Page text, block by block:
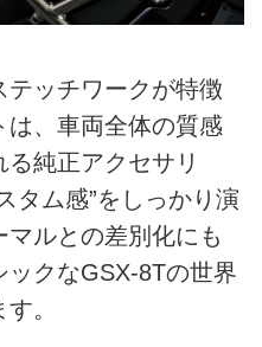
テッチワークが特徴
、車両全体の質感
純正アクセサリ
タム感”をしっかり演
ルとの差別化にも
クなGSX-8Tの世界
。